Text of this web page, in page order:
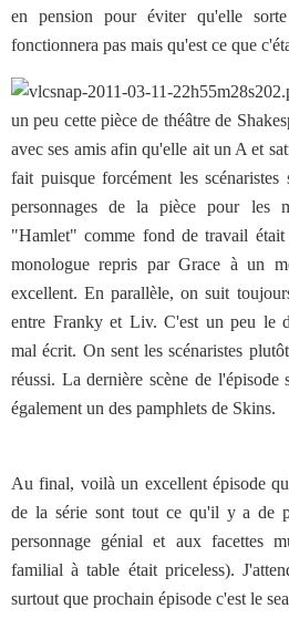
en pension pour éviter qu'elle
fonctionnera pas mais qu'est ce que
un peu cette pièce de théâtre de
avec ses amis afin qu'elle ait un A et
fait puisque forcément les scénaristes
personnages de la pièce pour les
"Hamlet" comme fond de travail
monologue repris par Grace à un
excellent. En parallèle, on suit
entre Franky et Liv. C'est un peu le
mal écrit. On sent les scénaristes
réussi. La dernière scène de l'épisode
également un des pamphlets de Skins.
Au final, voilà un excellent épisode
de la série sont tout ce qu'il y a de
personnage génial et aux facettes
familial à table était priceless).
surtout que prochain épisode c'est le